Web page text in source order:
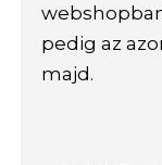
pedig az
majd.